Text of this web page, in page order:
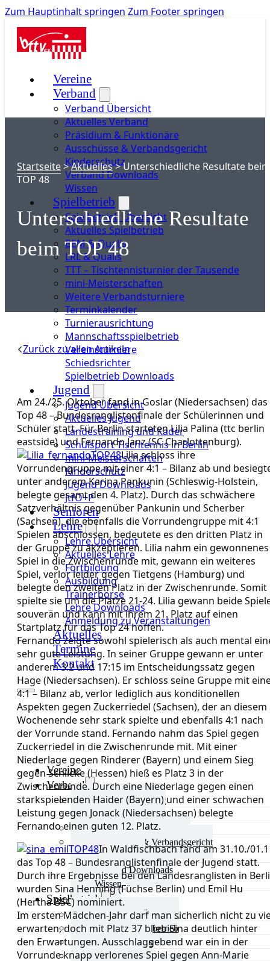
Zum Hauptinhalt springen Zum Footer springen
Vereine
Verband
Verband Übersicht
Aktuelles Verband
Präsidium & Funktionäre
Ausschüsse & Verbandsgericht
Kinderschutz
Verband Downloads
Wissen
Spielbetrieb
Spielbetrieb Übersicht
Aktuelles Spielbetrieb
BEM & Qualis
LRL & Qualis
TTT – Tischtennisturnier der Tausende
mini-Meisterschaften
Weitere Verbandsturniere
Terminkalender
Turnierausrichtung
Mannschaftsspielbetrieb
Vereinsturniere
Schiedsrichter
Spielbetrieb Downloads
Jugend
Jugend Übersicht
Aktuelles Jugend
Landestraining und Kader
Schulsport Tischtennis in Berlin
mini-Meisterschaften
Kinderschutz
Jugend Downloads
JtfO+P
Senioren
Lehre
Lehre Übersicht
Aktuelles Lehre
Fortbildung
Ausbildung
Trainerbörse
Lehre Downloads
Anmeldung zu Veranstaltungen
Aktuelles
Termine
Kontakt
Vereine
Verband
Verband Übersicht
Aktuelles Verband
Präsidium & Funktionäre
Ausschüsse & Verbandsgericht
Kinderschutz
Verband Downloads
Wissen
Spielbetrieb
Spielbetrieb Übersicht
Aktuelles Spielbetrieb
BEM & Qualis
LRL & Qualis
Startseite>Aktuelles>Unterschiedliche Resultate beim
TOP 48
Unterschiedliche Resultate
beim TOP 48
Zurück zu allen Artikeln
Am 24./25. Oktober fand in Goslar (Niedersachsen) das
Top 48 – Bundesranglistenfinale der Schülerinnen und
Schüler statt. Für Berlin starteten Lilia Palina (ttc berlin
eastside) und Fernando Janz (SC Charlottenburg).
Lilia schloss ihre
Vorrundengruppe mit einer 4:1 – Bilanz ab und
unter anderem Karina Pankunin (Schleswig-Holstein,
belegte gesamt den 4. Platz). Durch das schwächere
Satzverhältnis gegenüber Pankunin und Scherber
(Sachsen), die ebenfalls die Vorrundengruppe mit 4:1
Spielen abschlossen, bedeutete es den dritten Platz in
der Gruppe zu akzeptieren. Lilia nahm ein gewonnenes
Spiel in die Zwischenrunde mit, gewann ein weiteres
Spiel, verlor leider gegen Tietgens (Hamburg) und
belegte den zweiten Platz in der Zwischenrunde. Somit
spielte sie um die Plätze 21-24. Lilia gewann beide
souverän und kann mit ihrem 21. Platz auf einen
Startplatz für das Top 24 hoffen.
Fernando zeigte sowohl spielerisch als auch mental
sehr gute Leistung. In seiner Gruppe gewann er unter
anderem 3:2 und 17:15 im Entscheidungssatz gegen
Hage (Niedersachsen). Er schloss seine Gruppe mit
4:1 – Bilanz ab, verlor lediglich aus konditionellen
Aspekten gegen Zuckerriedel (Sachsen), der an diesem
Wochenende sehr stark spielte und ebenfalls 4:1 nach
der Vorrunde stand. Fernando nahm das Spiel gegen
Zuckerriedel in die Zwischenrunde mit. Mit einer
Niederlage gegen Rinderer (Bayern) und einem Sieg
gegen Schlicke (Hessen) hieß es Platz 3 in der
Zwischenrunde. Durch eine Niederlage gegen einen
starkspielenden Haider (Bayern) und einer schwachen
Leistung gegen Jonack (Niedersachsen) belegte
Fernando einen guten 12. Platz.
In Waldfischbach fand am 31.10./
das Top 48 – Bundesranglistenfinale der Jugend statt.
Durch ihre Ergebnisse bei den Landesranglisten in
wurden Sina Henning (Füchse Berlin) und Emil Hu
(Hertha BSC) nominiert.
Im ersten Mädchen-Jahr darf man sicherlich nicht zu
erwarten, doch mit Platz 37 blieb Sina deutlich hinter
den Erwartungen. Ausschlaggebend war ein in der
Vorrunde knapp verlorenes Spiel gegen Ann-Marie